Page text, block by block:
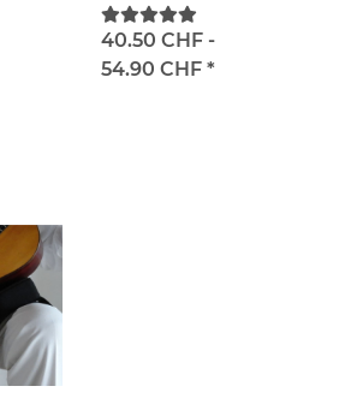
40.50 CHF -
54.90 CHF *